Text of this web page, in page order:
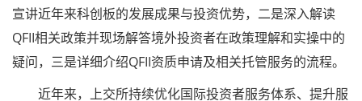
宣讲近年来科创板的发展成果与投资优势，二是深入解读
QFII相关政策并现场解答境外投资者在政策理解和实操中的
疑问，三是详细介绍QFII资质申请及相关托管服务的流程。
近年来，上交所持续优化国际投资者服务体系、提升服